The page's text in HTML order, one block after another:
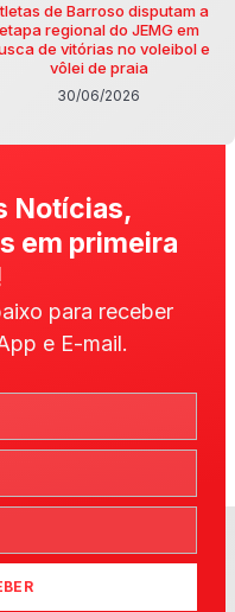
de Barroso disputam a
etapa regional do JEMG em
de vitórias no voleibol e
vôlei de praia
30/06/2026
Notícias,
em primeira
para receber
e E-mail.